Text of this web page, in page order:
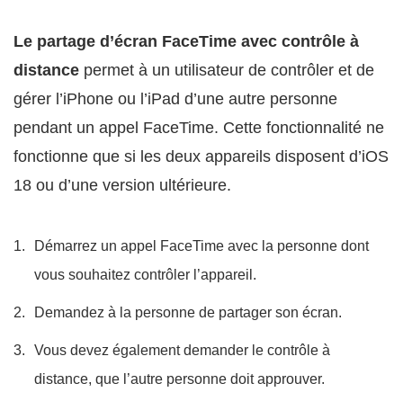
Le partage d’écran FaceTime avec contrôle à
distance permet à un utilisateur de contrôler et de
gérer l’iPhone ou l’iPad d’une autre personne
pendant un appel FaceTime. Cette fonctionnalité ne
fonctionne que si les deux appareils disposent d’iOS
18 ou d’une version ultérieure.
Démarrez un appel FaceTime avec la personne dont
vous souhaitez contrôler l’appareil.
Demandez à la personne de partager son écran.
Vous devez également demander le contrôle à
distance, que l’autre personne doit approuver.